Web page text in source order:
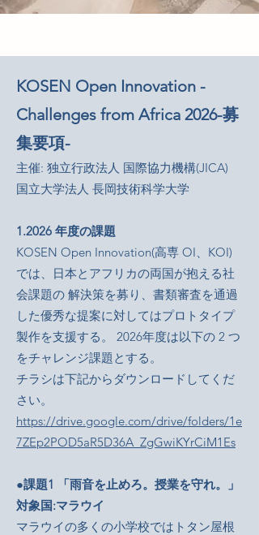
KOSEN Open Innovation -
Challenges from Africa 2026-募
集要項-
主催: 独立行政法人 国際協力機構(JICA)
国立大学法人 長岡技術科学大学
1.2026 年度の課題
KOSEN Open Innovation(高専 OI、KOI)
では、日本とアフリカの両国が抱える社
会課題の 解決策を募り、書類審査を通過
した優秀な提案に対してはプロトタイプ
製作を支援する。 2026年度は以下の 2 つ
をチャレンジ課題とする。
​チラシは下記からダウンロードしてくだ
さい。
https://drive.google.com/drive/folders/1e
7ZEp2POD5aR5D36A_ZgGwiKYrCiM1Es
●課題1 「雨音を止めろ。授業を守れ。」
対象国:マラウイ
マラウイの多くの小学校ではトタン屋根